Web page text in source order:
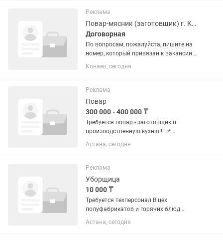
лепки, умение пользоваться...
Реклама
Повар-мясник (заготовщик) г. Конаев
Договорная
По вопросам, пожалуйста, пишите на
номер, который привязан к вакансии.
👉 О месте работы ASTORIA (Астория)
— это лицензированное казино,
туристической зоне игорных...
Конаев, сегодня
Реклама
Повар
300 000 - 400 000 ₸
Требуется повар - заготовщик в
производственную кухню!!! 📌
Обязанности: Приготовление блюд в
соответствии тех.карты; Соблюдение
Соблюдение ротации, сроков
годности...
Астана, сегодня
Реклама
Уборщица
10 000 ₸
Требуется техперсонал В цех
полуфабрикатов и горячих блюд
требуется техперсонал. Обязанности:
Поддержание чистоты в цехе. Мытьё
Астана, сегодня